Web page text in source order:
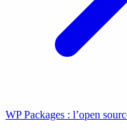
WP Packages : l’open